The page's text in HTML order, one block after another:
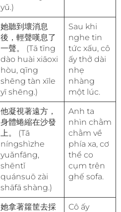
yǔ.)
她聽到壞消息
後，輕聲嘆息了
一聲。 (Tā tīng
dào huài xiāoxi
hòu, qīng
shēng tàn xīle
yī shēng.)
Sau khi
nghe tin
tức xấu, cô
ấy thở dài
nhẹ
nhàng
một lúc.
他凝視著遠方，
身體蜷縮在沙發
上。 (Tā
níngshìzhe
yuǎnfāng,
shēntǐ
quánsuō zài
shāfā shàng.)
Anh ta
nhìn chằm
chằm về
phía xa, cơ
thể co
cụm trên
ghế sofa.
她拿著籮筐去採
Cô ấy